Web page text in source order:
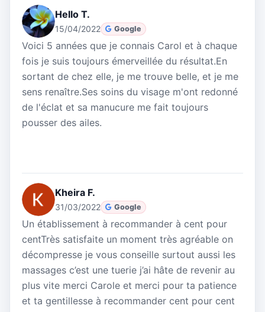
Hello T.
15/04/2022 Google
Voici 5 années que je connais Carol et à chaque
fois je suis toujours émerveillée du résultat.En
sortant de chez elle, je me trouve belle, et je me
sens renaître.Ses soins du visage m'ont redonné
de l'éclat et sa manucure me fait toujours
pousser des ailes.
Kheira F.
31/03/2022 Google
Un établissement à recommander à cent pour
centTrès satisfaite un moment très agréable on
décompresse je vous conseille surtout aussi les
massages c’est une tuerie j’ai hâte de revenir au
plus vite merci Carole et merci pour ta patience
et ta gentillesse à recommander cent pour cent